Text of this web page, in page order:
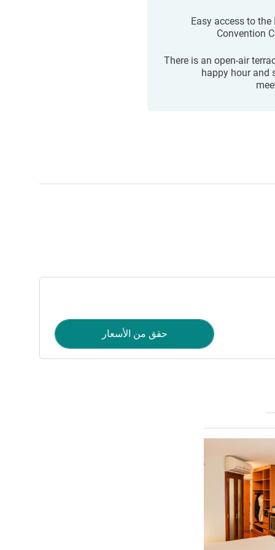
Easy access to the
Convention
There is an open-air
happy hour and
حقق من الأسعار